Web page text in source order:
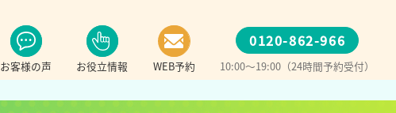
お客様の声 お役立情報 WEB予約
0120-862-966
10:00～19:00（24時間予約受付）